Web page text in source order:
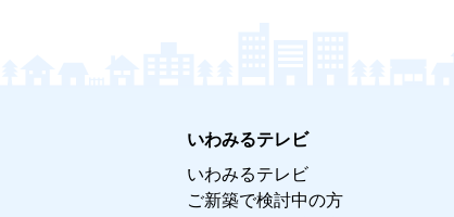
いわみるテレビ
いわみるテレビ
ご新築で検討中の方